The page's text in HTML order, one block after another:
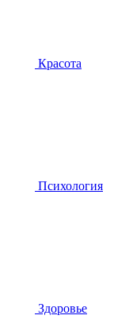
Красота
Психология
Здоровье